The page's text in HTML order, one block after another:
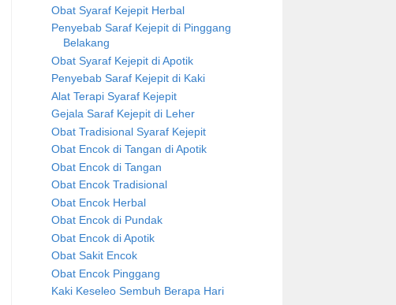
Obat Syaraf Kejepit Herbal
Penyebab Saraf Kejepit di Pinggang
Belakang
Obat Syaraf Kejepit di Apotik
Penyebab Saraf Kejepit di Kaki
Alat Terapi Syaraf Kejepit
Gejala Saraf Kejepit di Leher
Obat Tradisional Syaraf Kejepit
Obat Encok di Tangan di Apotik
Obat Encok di Tangan
Obat Encok Tradisional
Obat Encok Herbal
Obat Encok di Pundak
Obat Encok di Apotik
Obat Sakit Encok
Obat Encok Pinggang
Kaki Keseleo Sembuh Berapa Hari